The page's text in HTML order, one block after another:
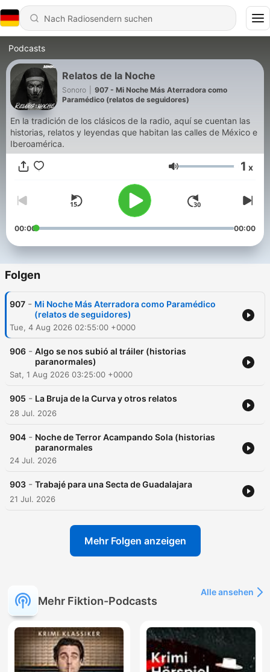
Podcasts
Relatos de la Noche
Sonoro
907 - Mi Noche Más Aterradora como
Paramédico (relatos de seguidores)
En la tradición de los clásicos de la radio, aquí se cuentan las
historias, relatos y leyendas que habitan las calles de México e
Iberoamérica.
Lautstärke 1 x
00:00 00:00
Folgen
907 - Mi Noche Más Aterradora como Paramédico
(relatos de seguidores)
Tue, 4 Aug 2026 02:55:00 +0000
906 - Algo se nos subió al tráiler (historias
paranormales)
Sat, 1 Aug 2026 03:25:00 +0000
905 - La Bruja de la Curva y otros relatos
28 Jul. 2026
904 - Noche de Terror Acampando Sola (historias
paranormales
24 Jul. 2026
903 - Trabajé para una Secta de Guadalajara
21 Jul. 2026
Mehr Folgen anzeigen
Mehr Fiktion-Podcasts
Alle ansehen